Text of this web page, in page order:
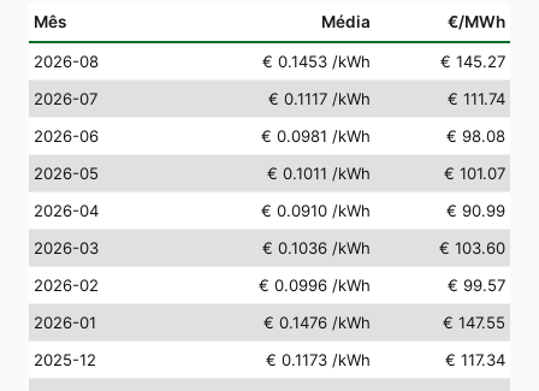
Mês Média €/MWh
2026-08 € 0.1453 /kWh
€ 145.27
2026-07
€ 0.1117 /kWh
€ 111.74
2026-06
€ 0.0981 /kWh
€ 98.08
2026-05
€ 0.1011 /kWh
€ 101.07
2026-04
€ 0.0910 /kWh
€ 90.99
2026-03
€ 0.1036 /kWh
€ 103.60
2026-02
€ 0.0996 /kWh
€ 99.57
2026-01
€ 0.1476 /kWh
€ 147.55
2025-12
€ 0.1173 /kWh
€ 117.34